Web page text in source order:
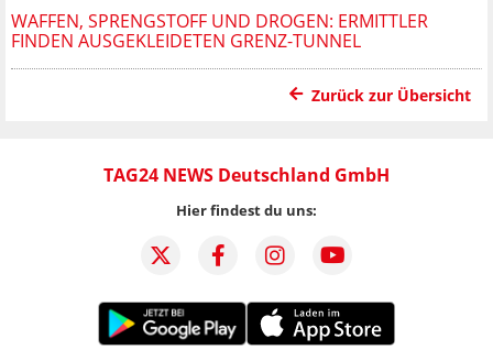
WAFFEN, SPRENGSTOFF UND DROGEN: ERMITTLER
FINDEN AUSGEKLEIDETEN GRENZ-TUNNEL
Zurück zur Übersicht
TAG24 NEWS Deutschland GmbH
Hier findest du uns: